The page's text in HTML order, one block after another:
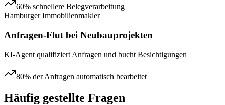
60% schnellere Belegverarbeitung
Hamburger Immobilienmakler
Anfragen-Flut bei Neubauprojekten
KI-Agent qualifiziert Anfragen und bucht Besichtigungen
80% der Anfragen automatisch bearbeitet
Häufig gestellte Fragen